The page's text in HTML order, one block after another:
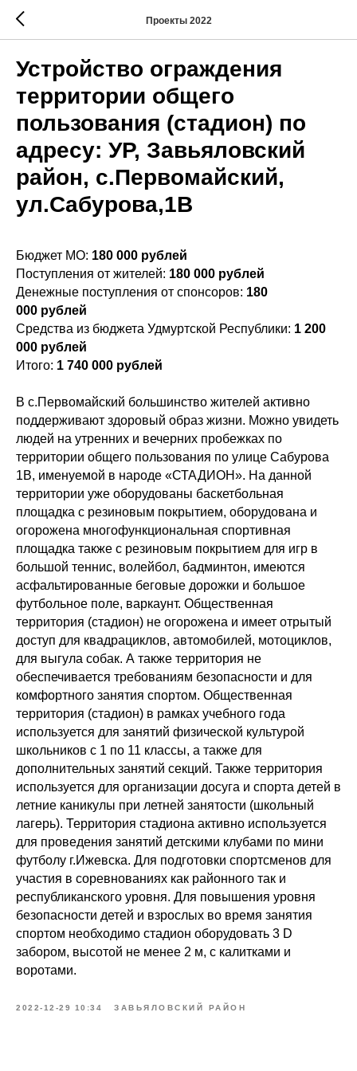
Проекты 2022
Устройство ограждения
территории общего
пользования (стадион) по
адресу: УР, Завьяловский
район, с.Первомайский,
ул.Сабурова,1В
Бюджет МО: 180 000 рублей
Поступления от жителей: 180 000 рублей
Денежные поступления от спонсоров: 180
000 рублей
Средства из бюджета Удмуртской Республики: 1 200
000 рублей
Итого: 1 740 000 рублей
В с.Первомайский большинство жителей активно
поддерживают здоровый образ жизни. Можно увидеть
людей на утренних и вечерних пробежках по
территории общего пользования по улице Сабурова
1В, именуемой в народе «СТАДИОН». На данной
территории уже оборудованы баскетбольная
площадка с резиновым покрытием, оборудована и
огорожена многофункциональная спортивная
площадка также с резиновым покрытием для игр в
большой теннис, волейбол, бадминтон, имеются
асфальтированные беговые дорожки и большое
футбольное поле, варкаунт. Общественная
территория (стадион) не огорожена и имеет отрытый
доступ для квадрациклов, автомобилей, мотоциклов,
для выгула собак. А также территория не
обеспечивается требованиям безопасности и для
комфортного занятия спортом. Общественная
территория (стадион) в рамках учебного года
используется для занятий физической культурой
школьников с 1 по 11 классы, а также для
дополнительных занятий секций. Также территория
используется для организации досуга и спорта детей в
летние каникулы при летней занятости (школьный
лагерь). Территория стадиона активно используется
для проведения занятий детскими клубами по мини
футболу г.Ижевска. Для подготовки спортсменов для
участия в соревнованиях как районного так и
республиканского уровня. Для повышения уровня
безопасности детей и взрослых во время занятия
спортом необходимо стадион оборудовать 3 D
забором, высотой не менее 2 м, с калитками и
воротами.
2022-12-29 10:34 ЗАВЬЯЛОВСКИЙ РАЙОН